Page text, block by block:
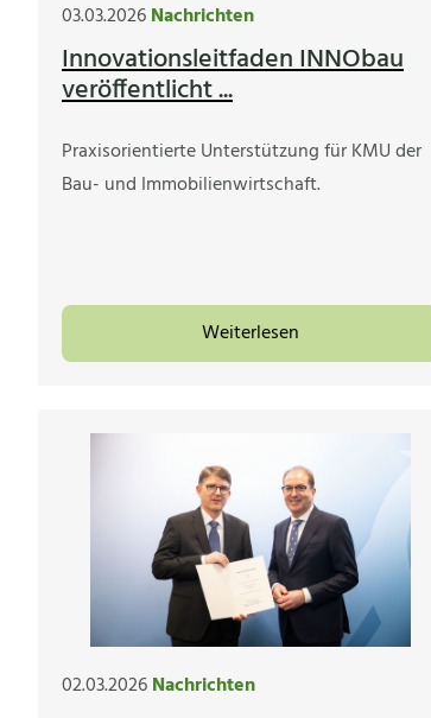
03.03.2026Nachrichten
Innovationsleitfaden INNObau
veröffentlicht ...
Praxisorientierte Unterstützung für KMU der
Bau- und Immobilienwirtschaft.
Weiterlesen
02.03.2026Nachrichten